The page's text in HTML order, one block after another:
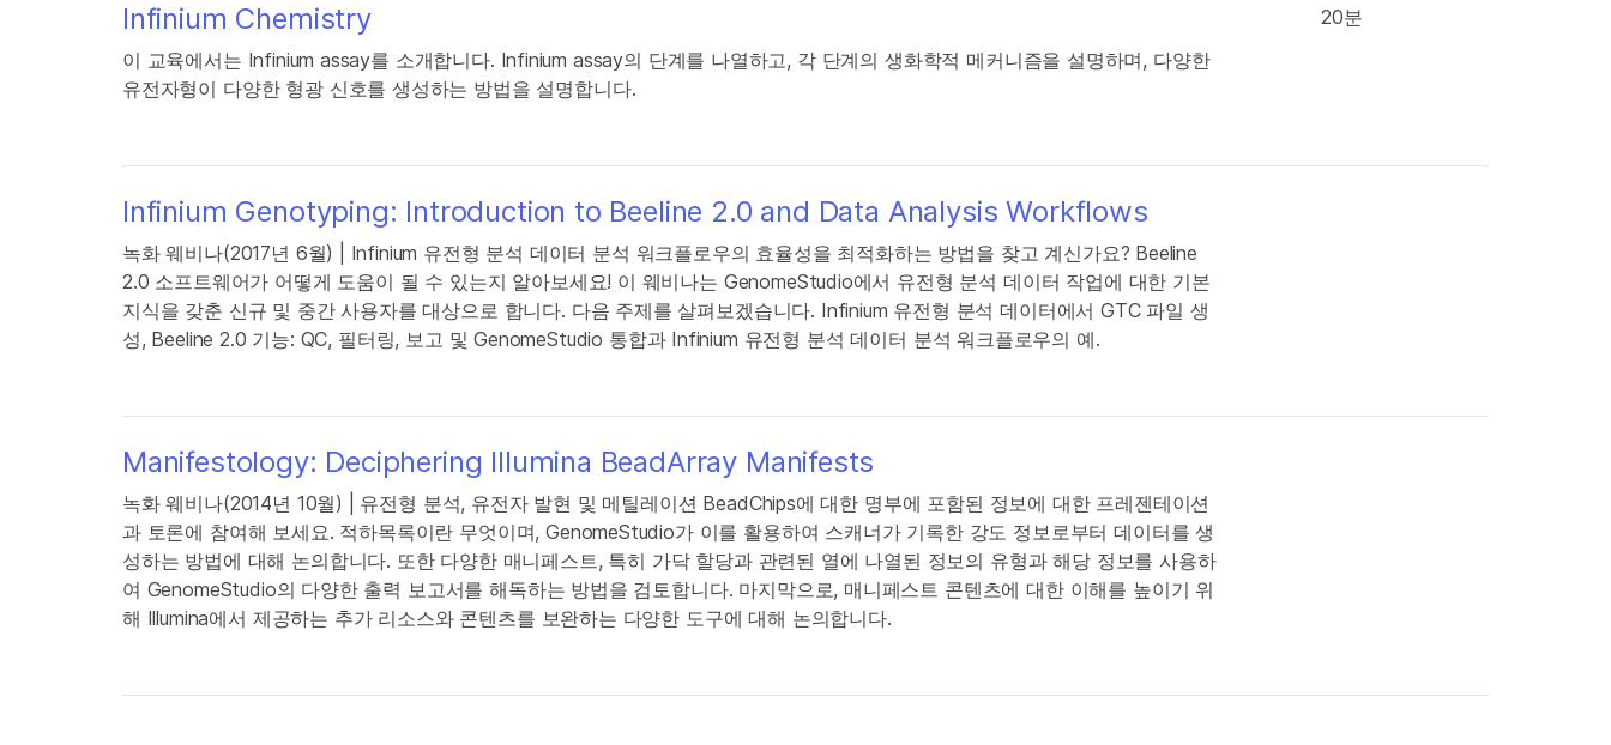
Infinium Chemistry
이 교육에서는 Infinium assay를 소개합니다. Infinium assay의 단계를 나열하고, 각 단계의 생화학적 메커니즘을 설명하며, 다양한
유전자형이 다양한 형광 신호를 생성하는 방법을 설명합니다.
20분
Infinium Genotyping: Introduction to Beeline 2.0 and Data Analysis Workflows
녹화 웨비나(2017년 6월) | Infinium 유전형 분석 데이터 분석 워크플로우의 효율성을 최적화하는 방법을 찾고 계신가요? Beeline
2.0 소프트웨어가 어떻게 도움이 될 수 있는지 알아보세요! 이 웨비나는 GenomeStudio에서 유전형 분석 데이터 작업에 대한 기본
지식을 갖춘 신규 및 중간 사용자를 대상으로 합니다. 다음 주제를 살펴보겠습니다. Infinium 유전형 분석 데이터에서 GTC 파일 생
성, Beeline 2.0 기능: QC, 필터링, 보고 및 GenomeStudio 통합과 Infinium 유전형 분석 데이터 분석 워크플로우의 예.
Manifestology: Deciphering Illumina BeadArray Manifests
녹화 웨비나(2014년 10월) | 유전형 분석, 유전자 발현 및 메틸레이션 BeadChips에 대한 명부에 포함된 정보에 대한 프레젠테이션
과 토론에 참여해 보세요. 적하목록이란 무엇이며, GenomeStudio가 이를 활용하여 스캐너가 기록한 강도 정보로부터 데이터를 생
성하는 방법에 대해 논의합니다. 또한 다양한 매니페스트, 특히 가닥 할당과 관련된 열에 나열된 정보의 유형과 해당 정보를 사용하
여 GenomeStudio의 다양한 출력 보고서를 해독하는 방법을 검토합니다. 마지막으로, 매니페스트 콘텐츠에 대한 이해를 높이기 위
해 Illumina에서 제공하는 추가 리소스와 콘텐츠를 보완하는 다양한 도구에 대해 논의합니다.